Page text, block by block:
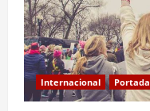
Internacional Portada